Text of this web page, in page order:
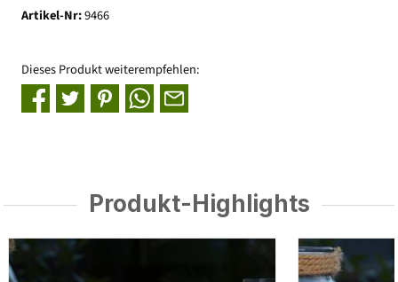
Artikel-Nr:9466
Dieses Produkt weiterempfehlen:
Produkt-Highlights